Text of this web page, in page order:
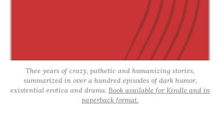
Thee years of crazy, pathetic and humanizing stories,
summarized in over a hundred episodes of dark humor,
existential erotica and drama. Book available for Kindle and in
paperback format.